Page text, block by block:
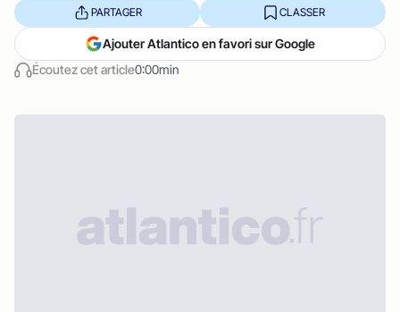
Écoutez cet article0:00min
PARTAGER CLASSER
Ajouter Atlantico en favori sur Google